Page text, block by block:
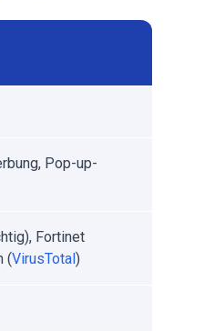
Pop-up-
Fortinet
(VirusTotal)